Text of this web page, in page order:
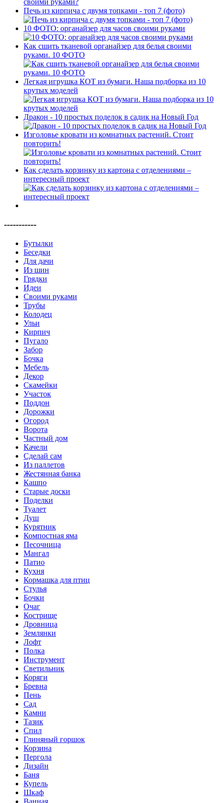
Печь из кирпича с двумя топками - топ 7 (фото)
10 ФОТО: органайзер для часов своими руками
Как сшить тканевой органайзер для белья своими
руками. 10 ФОТО
Легкая игрушка КОТ из бумаги. Наша подборка из 10
крутых моделей
Дракон - 10 простых поделок в садик на Новый Год
Изголовье кровати из комнатных растений. Стоит
повторить!
Как сделать корзинку из картона с отделениями –
интересный проект
-----------
Бутылки
Беседки
Для дачи
Из шин
Грядки
Идеи
Своими руками
Трубы
Колодец
Ульи
Кирпич
Пугало
Забор
Бочка
Мебель
Декор
Скамейки
Участок
Поддон
Дорожки
Огород
Ворота
Частный дом
Качели
Сделай сам
Из паллетов
Жестянная банка
Кашпо
Старые доски
Поделки
Туалет
Душ
Курятник
Компостная яма
Песочница
Мангал
Патио
Кухня
Кормашка для птиц
Стулья
Бочки
Очаг
Кострище
Дровница
Землянки
Лофт
Полка
Инструмент
Светильник
Коряги
Бревна
Пень
Сад
Камни
Тазик
Спил
Глиняный горшок
Корзина
Пергола
Дизайн
Баня
Купель
Шкаф